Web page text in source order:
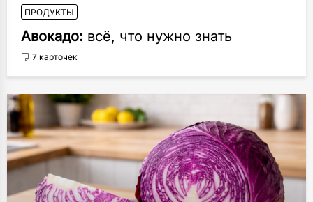
ПРОДУКТЫ
Авокадо: всё, что нужно знать
7 карточек